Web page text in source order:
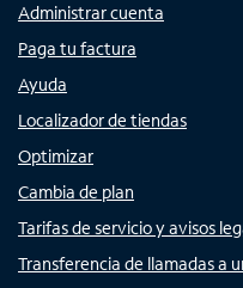
Administrar cuenta
Paga tu factura
Ayuda
Localizador de tiendas
Optimizar
Cambia de plan
Tarifas de servicio y avisos
Transferencia de llamadas a